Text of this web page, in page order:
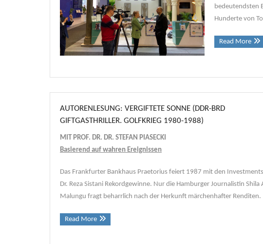
bedeutendsten
Hunderte von
Read More
AUTORENLESUNG: VERGIFTETE SONNE (DDR-BRD
GIFTGASTHRILLER. GOLFKRIEG 1980-1988)
MIT PROF. DR. DR. STEFAN PIASECKI
Basierend auf wahren Ereignissen
Das Frankfurter Bankhaus Praetorius feiert 1987 mit den
Dr. Reza Sistani Rekordgewinne. Nur die Hamburger Journalistin Shila
Malungu fragt beharrlich nach der Herkunft märchenhafter Renditen.
Read More